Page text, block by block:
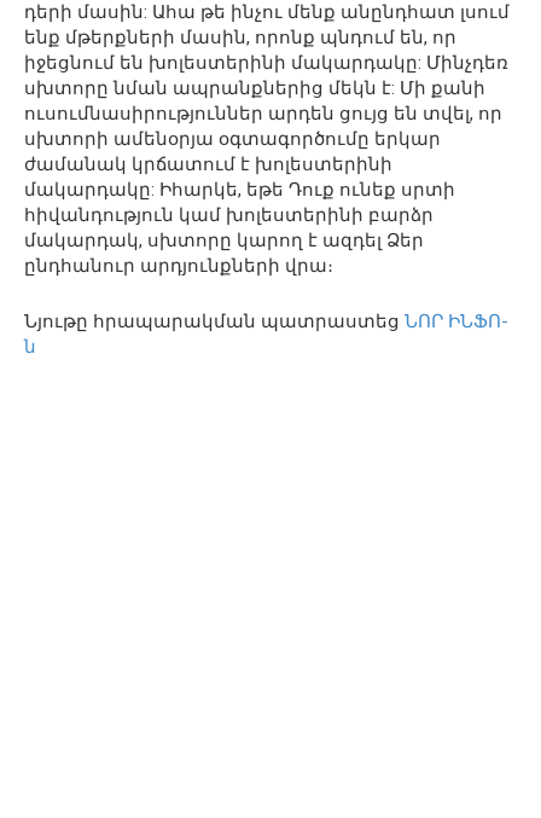
դերի մասին: Ահա թե ինչու մենք անընդհատ լսում
ենք մթերքների մասին, որոնք պնդում են, որ
իջեցնում են խոլեստերինի մակարդակը: Մինչդեռ
սխտորը նման ապրանքներից մեկն է: Մի քանի
ուսումնասիրություններ արդեն ցույց են տվել, որ
սխտորի ամենօրյա օգտագործումը երկար
ժամանակ կրճատում է խոլեստերինի
մակարդակը: Իհարկե, եթե Դուք ունեք սրտի
հիվանդություն կամ խոլեստերինի բարձր
մակարդակ, սխտորը կարող է ազդել Ձեր
ընդհանուր արդյունքների վրա։
Նյութը հրապարակման պատրաստեց ՆՈՐ ԻՆՖՈ-
ն